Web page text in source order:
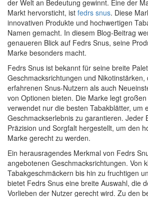
der Welt an Bedeutung gewinnt. Eine der
Markt hervorsticht, ist fedrs snus. Diese
innovativen Produkte und hochwertigen
Namen gemacht. In diesem Blog-Beitrag
genaueren Blick auf Fedrs Snus, seine
Marke besonders macht.
Fedrs Snus ist bekannt für seine breite
Geschmacksrichtungen und Nikotinstärken,
erfahrenen Snus-Nutzern als auch
von Optionen bieten. Die Marke legt
verwendet nur die besten Tabakblätter, um
Geschmackserlebnis zu garantieren. Jeder
Präzision und Sorgfalt hergestellt, um den
Marke gerecht zu werden.
Ein herausragendes Merkmal von Fedrs
angebotenen Geschmacksrichtungen. Von
Tabakgeschmäckern bis hin zu fruchtigen
bietet Fedrs Snus eine breite Auswahl, die
Vorlieben der Nutzer gerecht wird. Zu den